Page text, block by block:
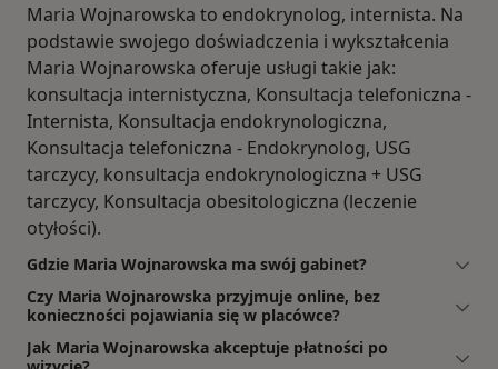
Maria Wojnarowska to endokrynolog, internista. Na
podstawie swojego doświadczenia i wykształcenia
Maria Wojnarowska oferuje usługi takie jak:
konsultacja internistyczna, Konsultacja telefoniczna -
Internista, Konsultacja endokrynologiczna,
Konsultacja telefoniczna - Endokrynolog, USG
tarczycy, konsultacja endokrynologiczna + USG
tarczycy, Konsultacja obesitologiczna (leczenie
otyłości).
Gdzie Maria Wojnarowska ma swój gabinet?
Czy Maria Wojnarowska przyjmuje online, bez
konieczności pojawiania się w placówce?
Jak Maria Wojnarowska akceptuje płatności po